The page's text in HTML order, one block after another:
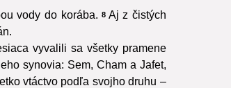
vody do korába. 8 Aj z čistých
vyvalili sa všetky pramene
synovia: Sem, Cham a Jafet,
vtáctvo podľa svojho druhu –